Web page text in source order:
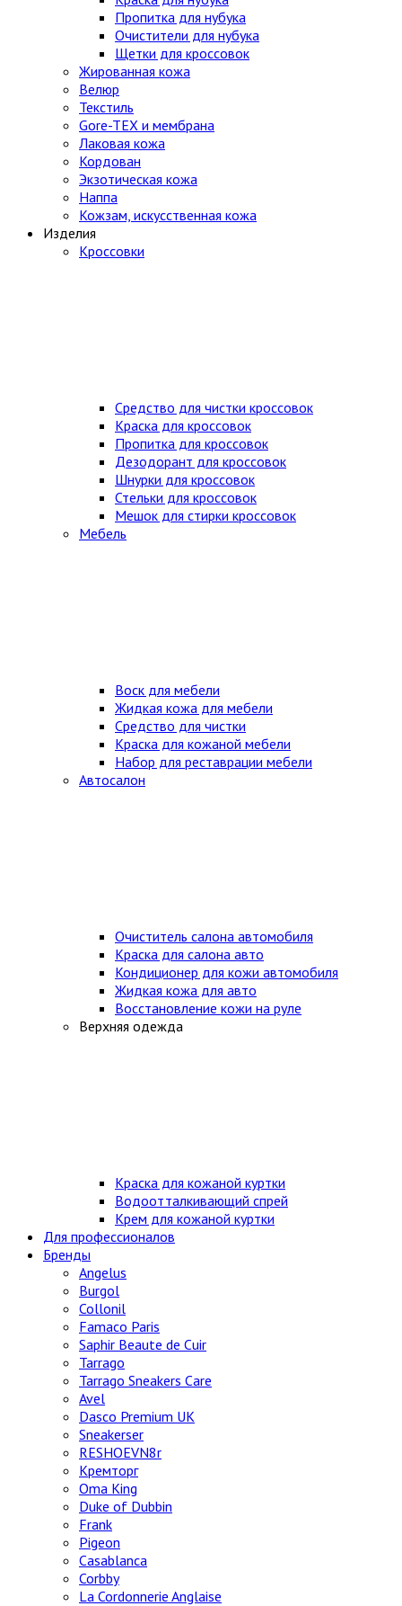
Пропитка для нубука
Очистители для нубука
Щетки для кроссовок
Жированная кожа
Велюр
Текстиль
Gore-TEX и мембрана
Лаковая кожа
Кордован
Экзотическая кожа
Наппа
Кожзам, искусственная кожа
Изделия
Кроссовки
Средство для чистки кроссовок
Краска для кроссовок
Пропитка для кроссовок
Дезодорант для кроссовок
Шнурки для кроссовок
Стельки для кроссовок
Мешок для стирки кроссовок
Мебель
Воск для мебели
Жидкая кожа для мебели
Средство для чистки
Краска для кожаной мебели
Набор для реставрации мебели
Автосалон
Очиститель салона автомобиля
Краска для салона авто
Кондиционер для кожи автомобиля
Жидкая кожа для авто
Восстановление кожи на руле
Верхняя одежда
Краска для кожаной куртки
Водоотталкивающий спрей
Крем для кожаной куртки
Для профессионалов
Бренды
Angelus
Burgol
Collonil
Famaco Paris
Saphir Beaute de Cuir
Tarrago
Tarrago Sneakers Care
Avel
Dasco Premium UK
Sneakerser
RESHOEVN8r
Кремторг
Oma King
Duke of Dubbin
Frank
Pigeon
Casablanca
Corbby
La Cordonnerie Anglaise